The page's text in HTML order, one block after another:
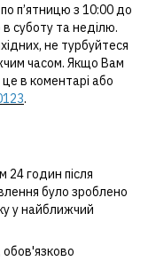
п’ятницю з 10:00 до
суботу та неділю.
не турбуйтеся
часом. Якщо Вам
в коментарі або
.
24 годин після
було зроблено
у найближчий
обов'язково